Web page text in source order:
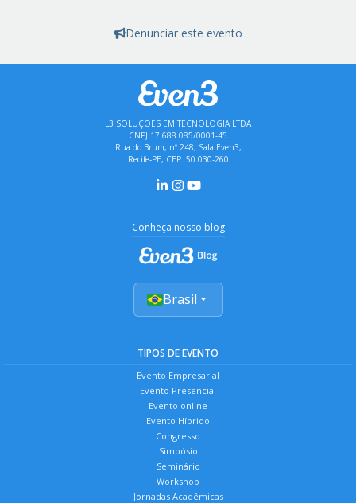
Denunciar este evento
L3 SOLUÇÕES EM TECNOLOGIA LTDA
CNPJ 17.688.085/0001-45
Rua do Brum, nº 248, Sala Even3,
Recife-PE, CEP: 50.030-260
Conheça nosso blog
Brasil
TIPOS DE EVENTO
Evento Empresarial
Evento Presencial
Evento online
Evento Híbrido
Congresso
Simpósio
Seminário
Workshop
Jornadas Acadêmicas